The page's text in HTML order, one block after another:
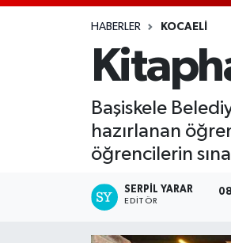
HABERLER KOCAELI
Başiskele
hazırlanan
öğrencilerin
SERPİL YARAR
EDITÖR
Trafik Durumu
Süper Lig Puan Durumu ve
Tüm Manşetler
Son Dakika Haberleri
Haber Arşivi